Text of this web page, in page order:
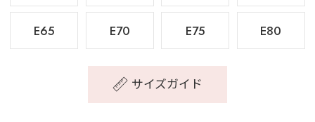
E65 E70 E75 E80
サイズガイド